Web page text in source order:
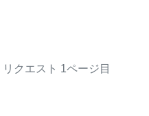
リクエスト 1ページ目